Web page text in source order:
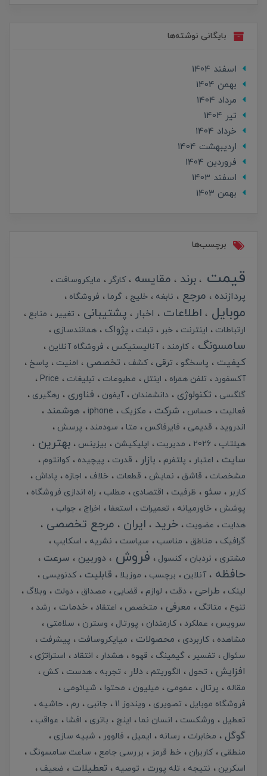
بایگانی نوشته‌ها
اسفند 1404
بهمن 1404
مرداد 1404
تير 1404
خرداد 1404
ارديبهشت 1404
فروردین 1404
اسفند 1403
بهمن 1403
برچسب‌ها
قیمت برند مقایسه کارگر مایکروسافت
پردازنده مرجع نابغه خلیج گرما فروشگاه
موبایل اطلاعات اخبار پشتیبانی تغییر
منابع
ارتباطات
اینترنت خبر تبلت پژواک همانندسازی
سامسونگ کارمند آنالیستیکس فروشگاه آنلاین
کیفیت پاسخگو ترقی کشف تخصصی امنیت
پاسخ
آکسفورد
تلفن همراه اینتل مطبوعات تبلیغات
Price
گلگسی
تکنولوژی دانشمندان آیفون فناوری
رهگیری
فعالیت
حساس شرکت مکزیک iphone هوشمند
اندروید قدیمی فایرفاکس متا سودمند
پرسش
هیلتاپ
2026 مدیریت اپلیکیشن بیزینس بهترین
سایت اعتبار پلتفرم بازار قدرت پیچیده
کوانتوم
مشخصات
قاشق نمایش قطعات خلاف اجازه
پاداش
کاربر
سئو ظرفیت اقتصادی مطلب
راه اندازی فروشگاه
پوشش
خاورمیانه تعمیرات استعفا اخراج
جواب
هدایت
عضویت خرید ایران مرجع تخصصی
گرافیک مناطق مناسب سیاست نشریه
اسکایپ
مشتری
نردبان کنسول فروش دوربین سرعت
حافظه آنلاین برچسب موزیلا قابلیت
کدنویسی
لینک
طراحی دقت لوازم قضایی مصداق دولت
وبلاگ
تنوع
متاتگ معرفی متخصص اعتقاد خدمات
رشد
سرویس
عملکرد کارمندان پورتال وسترن
سلامتی
مشاهده
کاربردی محصولات میایکروسافت
پیشرفت
سئوال
تفسیر گیمینگ قهوه هشدار انتقاد استراتژی
افزایش تحول الگوریتم دلار تجربه هدست
کش
مقاله
پرتال عمومی میلیون محتوا
شیائومی
فروشگاه موبایل
تصویری ویندوز 11 جانبی رم
حاشیه
تعطیل
ورشکست انسان نما اینچ باتری افشا عواقب
گوگل مخابرات رسانه ایمیل فالوور
شبیه سازی
منطقی
کاربران خط قرمز بررسی جامع
ساعت سامسونگ
اسکرین
نتیجه تله پورت توصیه تعطیلات
ضعیف